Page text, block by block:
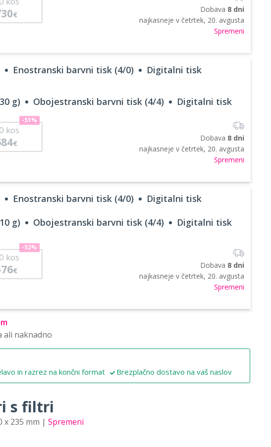
€
Dobava 8 dni
najkasneje v četrtek, 20. avgusta
Spremeni
Enostranski barvni tisk (4/0) Digitalni tisk
g) Obojestranski barvni tisk (4/4) Digitalni tisk
kos
€
-51%
Dobava 8 dni
najkasneje v četrtek, 20. avgusta
Spremeni
Enostranski barvni tisk (4/0) Digitalni tisk
g) Obojestranski barvni tisk (4/4) Digitalni tisk
kos
€
-52%
Dobava 8 dni
najkasneje v četrtek, 20. avgusta
Spremeni
ali naknadno
in razrez na končni format Brezplačno dostavo na vaš naslov
s filtri
235 mm | Spremeni